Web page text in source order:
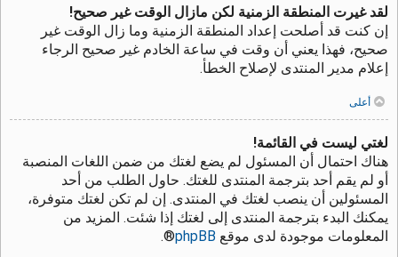
لقد غيرت المنطقة الزمنية لكن مازال الوقت غير صحيح!
إن كنت قد أصلحت إعداد المنطقة الزمنية وما زال الوقت غير
صحيح، فهذا يعني أن وقت في ساعة الخادم غير صحيح الرجاء
إعلام مدير المنتدى لإصلاح الخطأ.
أعلى
لغتي ليست في القائمة!
هناك احتمال أن المسئول لم يضع لغتك من ضمن اللغات المنصبة
أو لم يقم أحد بترجمة المنتدى للغتك. حاول الطلب من أحد
المسئولين أن ينصب لغتك في المنتدى. إن لم تكن لغتك متوفرة،
يمكنك البدء بترجمة المنتدى إلى لغتك إذا شئت. المزيد من
المعلومات موجودة لدى موقع phpBB
®.